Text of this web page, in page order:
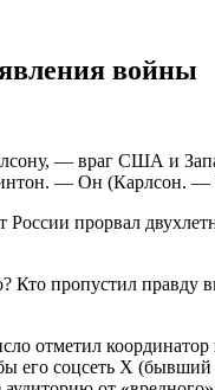
войны
— враг США и
— Он (Карлсон.
прорвал
пропустил
отметил
его соцсеть X